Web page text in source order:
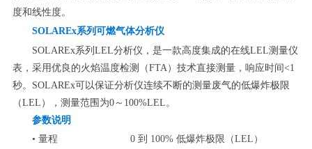
度和线性度。
SOLAREx系列可燃气体分析仪
SOLAREx系列LEL分析仪，是一款高度集成的在线LEL测量仪
表，采用优良的火焰温度检测（FTA）技术直接测量，响应时间<1
秒。SOLAREx可以保证分析仪连续不断的测量废气的低爆炸极限
（LEL），测量范围为0～100%LEL。
参数说明
• 量程 0 到 100% 低爆炸极限（LEL）